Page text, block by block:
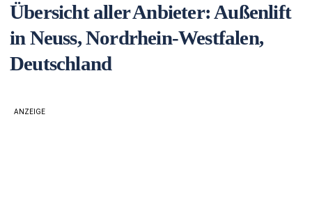
Übersicht aller Anbieter: Außenlift
in Neuss, Nordrhein-Westfalen,
Deutschland
ANZEIGE